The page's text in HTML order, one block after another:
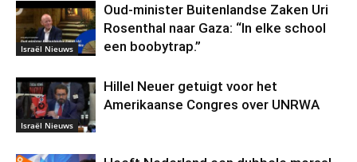
Israël Nieuws
Oud-minister Buitenlandse Zaken Uri
Rosenthal naar Gaza: “In elke school
een boobytrap.”
Israël Nieuws
Hillel Neuer getuigt voor het
Amerikaanse Congres over UNRWA